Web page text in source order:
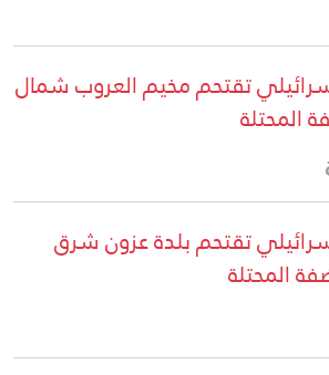
تقتحم مخيم العروب شمال
المحتلة
تقتحم بلدة عزون شرق
المحتلة